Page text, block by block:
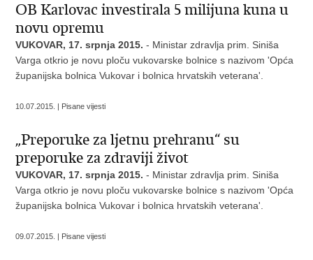
OB Karlovac investirala 5 milijuna kuna u
novu opremu
VUKOVAR, 17. srpnja 2015.- Ministar zdravlja prim. Siniša
Varga otkrio je novu ploču vukovarske bolnice s nazivom 'Opća
županijska bolnica Vukovar i bolnica hrvatskih veterana'.
10.07.2015. | Pisane vijesti
„Preporuke za ljetnu prehranu“ su
preporuke za zdraviji život
VUKOVAR, 17. srpnja 2015. - Ministar zdravlja prim. Siniša
Varga otkrio je novu ploču vukovarske bolnice s nazivom 'Opća
županijska bolnica Vukovar i bolnica hrvatskih veterana'.
09.07.2015. | Pisane vijesti